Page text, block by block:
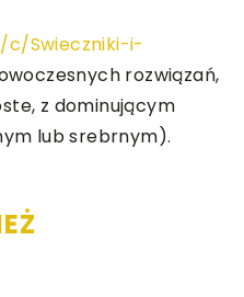
Swieczniki-i-
rozwiązań,
z dominującym
lub srebrnym).